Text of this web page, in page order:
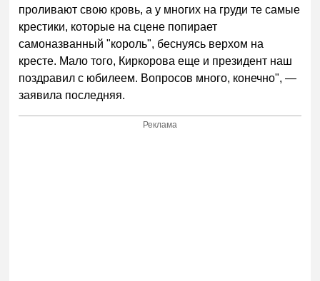
проливают свою кровь, а у многих на груди те самые
крестики, которые на сцене попирает
самоназванный "король", беснуясь верхом на
кресте. Мало того, Киркорова еще и президент наш
поздравил с юбилеем. Вопросов много, конечно", —
заявила последняя.
Реклама